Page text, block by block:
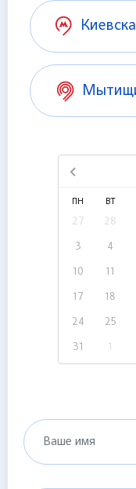
ПН ВТ
27 28
3 4
10 11
17 18
24 25
31 1
Ваше имя